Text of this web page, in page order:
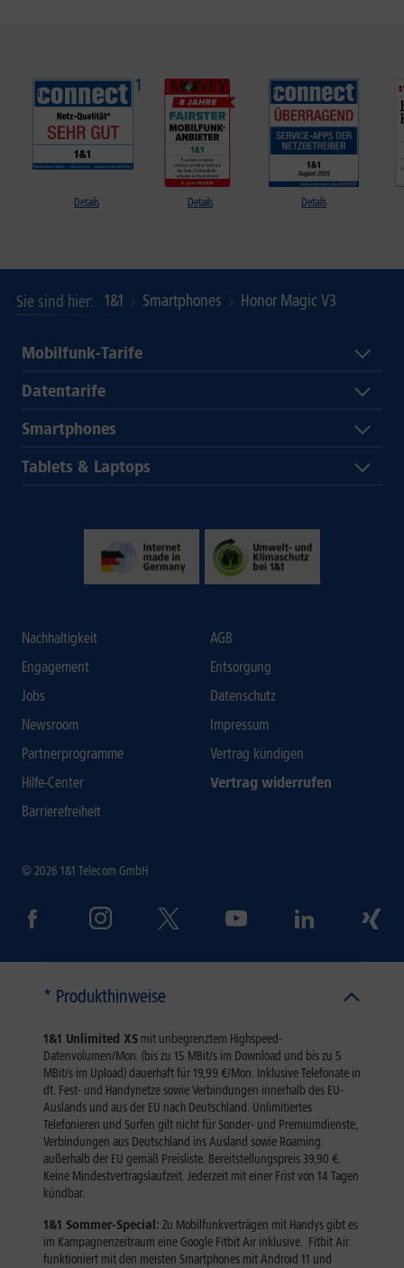
Details Details Details
Sie sind hier 1&1 Smartphones Honor Magic V3
Mobilfunk-Tarife
Datentarife
Smartphones
Tablets & Laptops
Nachhaltigkeit
Engagement
Jobs
Newsroom
Partnerprogramme
Hilfe-Center
Barrierefreiheit
AGB
Entsorgung
Datenschutz
Impressum
Vertrag kündigen
Vertrag widerrufen
© 2026 1&1 Telecom GmbH